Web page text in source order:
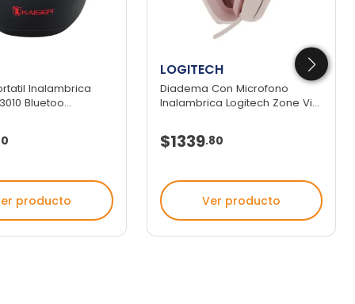
Inalambrica
Bluetoo...
producto
LOGITECH
Diadema Con Microfono
Inalambrica Logitech Zone Vi...
$1339.80
Ver producto